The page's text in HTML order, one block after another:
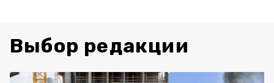
Выбор редакции